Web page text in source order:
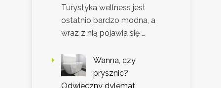
Turystyka wellness jest
ostatnio bardzo modna, a
wraz z nią pojawia się …
Wanna, czy
prysznic?
Odwieczny dylemat